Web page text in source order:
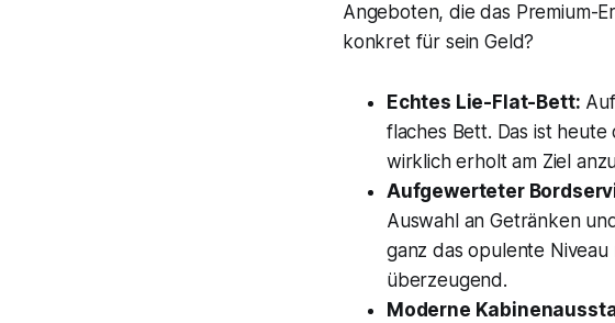
Angeboten, die das Premium-
konkret für sein Geld?
Echtes Lie-Flat-Bett:
flaches Bett. Das ist
wirklich erholt am Ziel
Aufgewerteter
Auswahl an Getränken
ganz das opulente
überzeugend.
Moderne